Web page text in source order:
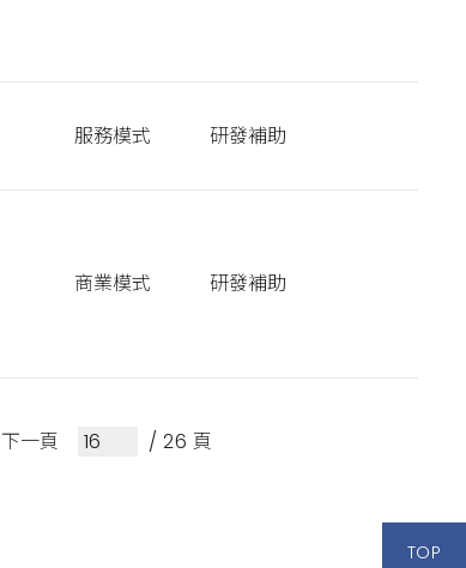
服務模式 研發補助
商業模式 研發補助
下一頁 / 26 頁
TOP